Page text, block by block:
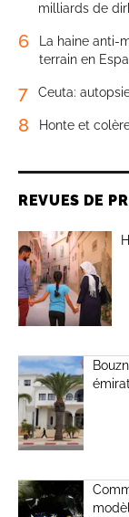
milliards de
6
La haine anti-
terrain en
7 Ceuta:
8 Honte et
REVUES DE